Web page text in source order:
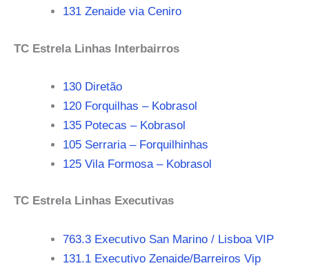
131 Zenaide via Ceniro
TC Estrela Linhas Interbairros
130 Diretão
120 Forquilhas – Kobrasol
135 Potecas – Kobrasol
105 Serraria – Forquilhinhas
125 Vila Formosa – Kobrasol
TC Estrela Linhas Executivas
763.3 Executivo San Marino / Lisboa VIP
131.1 Executivo Zenaide/Barreiros Vip